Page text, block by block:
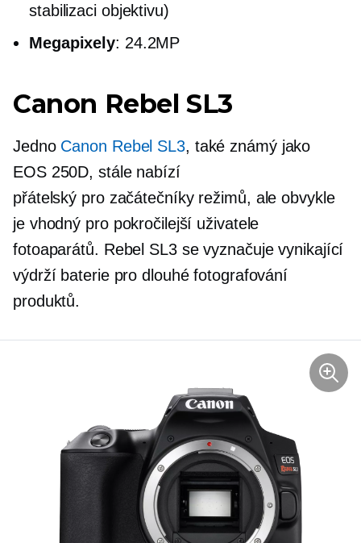
stabilizaci objektivu)
Megapixely: 24.2MP
Canon Rebel SL3
Jedno Canon Rebel SL3, také známý jako
EOS 250D, stále nabízí
přátelský pro začátečníkyrežimů, ale obvykle
je vhodný pro pokročilejší uživatele
fotoaparátů. Rebel SL3 se vyznačuje vynikající
výdrží baterie pro dlouhé fotografování
produktů.